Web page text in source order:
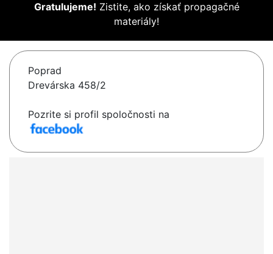
Gratulujeme! Zistite, ako získať propagačné
materiály!
Poprad
Drevárska 458/2
Pozrite si profil spoločnosti na